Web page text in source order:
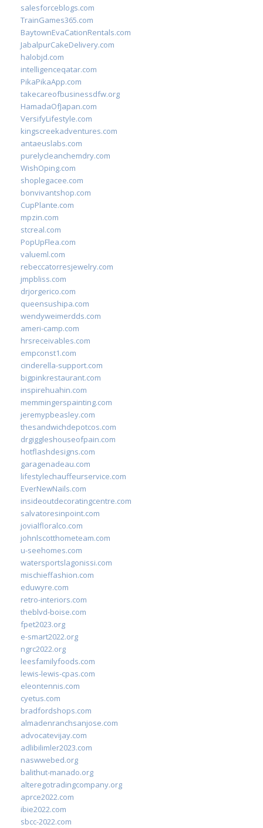
salesforceblogs.com
TrainGames365.com
BaytownEvaCationRentals.com
JabalpurCakeDelivery.com
halobjd.com
intelligenceqatar.com
PikaPikaApp.com
takecareofbusinessdfw.org
HamadaOfJapan.com
VersifyLifestyle.com
kingscreekadventures.com
antaeuslabs.com
purelycleanchemdry.com
WishOping.com
shoplegacee.com
bonvivantshop.com
CupPlante.com
mpzin.com
stcreal.com
PopUpFlea.com
valueml.com
rebeccatorresjewelry.com
jmpbliss.com
drjorgerico.com
queensushipa.com
wendyweimerdds.com
ameri-camp.com
hrsreceivables.com
empconst1.com
cinderella-support.com
bigpinkrestaurant.com
inspirehuahin.com
memmingerspainting.com
jeremypbeasley.com
thesandwichdepotcos.com
drgiggleshouseofpain.com
hotflashdesigns.com
garagenadeau.com
lifestylechauffeurservice.com
EverNewNails.com
insideoutdecoratingcentre.com
salvatoresinpoint.com
jovialfloralco.com
johnlscotthometeam.com
u-seehomes.com
watersportslagonissi.com
mischieffashion.com
eduwyre.com
retro-interiors.com
theblvd-boise.com
fpet2023.org
e-smart2022.org
ngrc2022.org
leesfamilyfoods.com
lewis-lewis-cpas.com
eleontennis.com
cyetus.com
bradfordshops.com
almadenranchsanjose.com
advocatevijay.com
adlibilimler2023.com
naswwebed.org
balithut-manado.org
alteregotradingcompany.org
aprce2022.com
ibie2022.com
sbcc-2022.com